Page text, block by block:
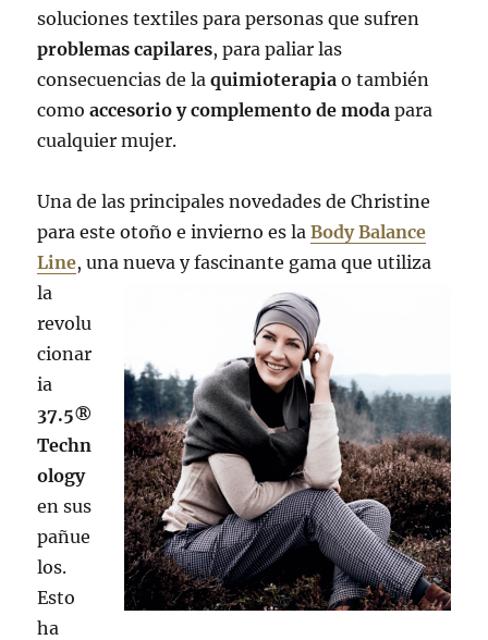
soluciones textiles para personas que sufren
problemas capilares, para paliar las
consecuencias de laquimioterapia o también
comoaccesorio y complemento de moda para
cualquier mujer.
Una de las principales novedades de Christine
para este otoño e invierno es laBody Balance
Line, una nueva y fascinante gama que utiliza
la
revolu
cionar
ia
37.5®
Techn
ology
en sus
pañue
los.
Esto
ha